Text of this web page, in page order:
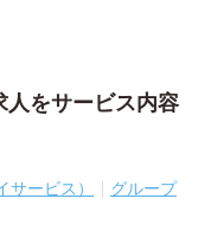
人をサービス内容
サービス）
グループ